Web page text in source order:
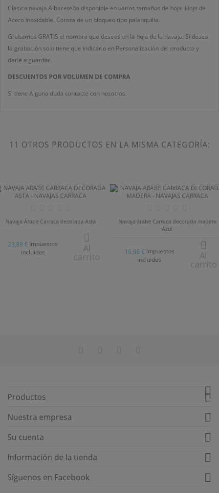
Clásica navaja Albaceteña disponible en varios tamaños de hoja. Hoja de
Acero Inoxidable. Consta de un bloqueo tipo palanquilla.
Grabamos GRATIS el nombre que desees en la hoja de la navaja. Si desea
la grabación solo tiene que indicarlo en Personalización del producto y
darle a guardar.
DESCUENTOS POR VOLUMEN DE COMPRA
Si tiene Alguna duda contacte con nosotros.
11 OTROS PRODUCTOS EN LA MISMA CATEGORÍA:
Navaja Árabe Carraca decorada Asta
23,89 € Impuestos
incluidos
Al
carrito
Navaja árabe Carraca decorada madera
Azul
16,96 € Impuestos
incluidos
Al
carrito

Productos 
Nuestra empresa 
Su cuenta 
Información de la tienda 
Síguenos en Facebook 